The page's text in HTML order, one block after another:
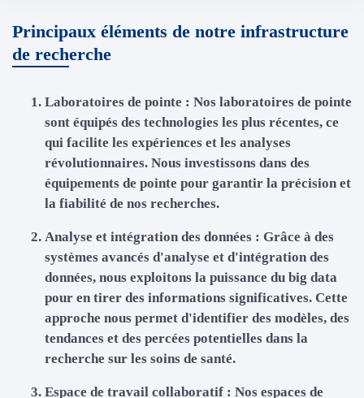
Principaux éléments de notre infrastructure
de recherche
Laboratoires de pointe : Nos laboratoires de pointe
sont équipés des technologies les plus récentes, ce
qui facilite les expériences et les analyses
révolutionnaires. Nous investissons dans des
équipements de pointe pour garantir la précision et
la fiabilité de nos recherches.
Analyse et intégration des données : Grâce à des
systèmes avancés d'analyse et d'intégration des
données, nous exploitons la puissance du big data
pour en tirer des informations significatives. Cette
approche nous permet d'identifier des modèles, des
tendances et des percées potentielles dans la
recherche sur les soins de santé.
Espace de travail collaboratif : Nos espaces de